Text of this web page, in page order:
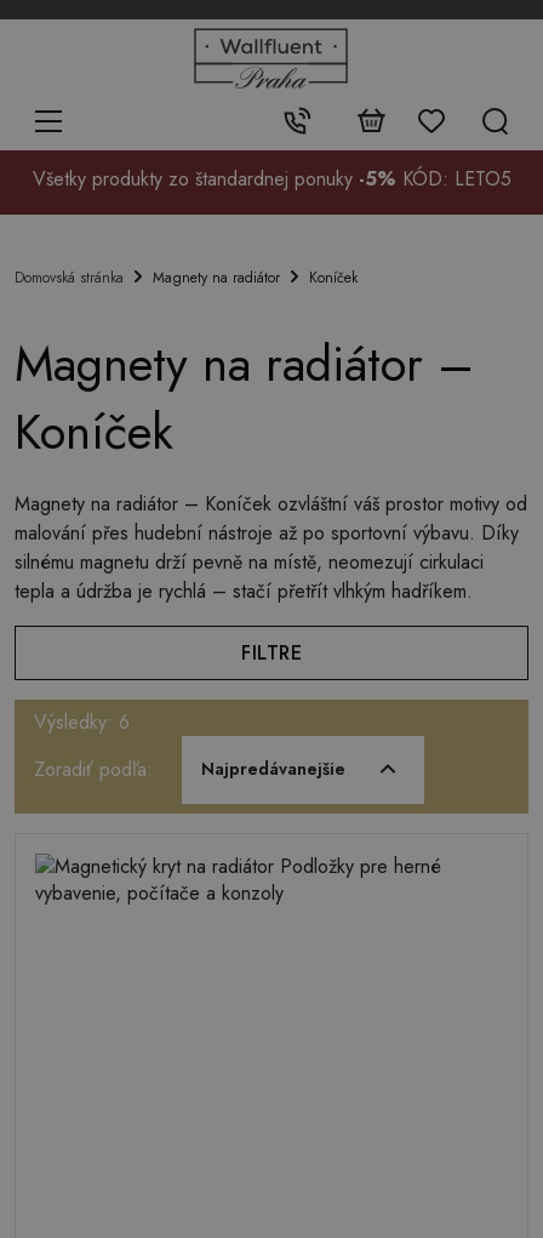
Kontakt:
+48
99
Všetky produkty zo štandardnej ponuky -5% KÓD: LETO5
Domovská stránka Magnety na radiátor Koníček
Magnety na radiátor –
Koníček
Magnety na radiátor – Koníček ozvláštní váš prostor motivy od
malování přes hudební nástroje až po sportovní výbavu. Díky
silnému magnetu drží pevně na místě, neomezují cirkulaci
tepla a údržba je rychlá – stačí přetřít vlhkým hadříkem.
FILTRE
Výsledky: 6
Zoradiť podľa:
Najpredávanejšie